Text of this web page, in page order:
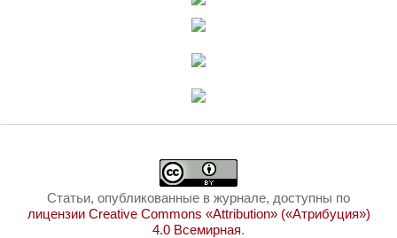
Статьи, опубликованные в журнале, доступны по
лицензии Creative Commons «Attribution» («Атрибуция»)
4.0 Всемирная.